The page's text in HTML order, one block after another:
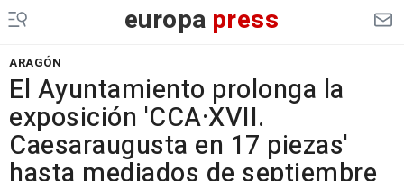
europa press
ARAGÓN
El Ayuntamiento prolonga la
exposición 'CCA·XVII.
Caesaraugusta en 17 piezas'